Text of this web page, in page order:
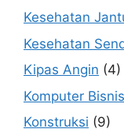
Kesehatan
Kesehatan
Kipas Angin (4)
Komputer Bisnis
Konstruksi (9)